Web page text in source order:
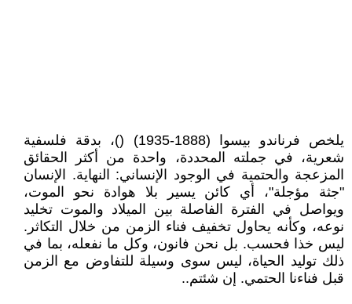
يلخص فرناندو بيسوا (1888-1935) ()، بدقة فلسفية
شعرية، في جملته المحددة، واحدة من أكثر الحقائق
المزعجة والحتمية في الوجود الإنساني: النهاية. الإنسان
"جثة مؤجلة"، أي كائن يسير بلا هوادة نحو الموت،
ويواصل في الفترة الفاصلة بين الميلاد والموت تخليد
نوعه، وكأنه يحاول تخفيف فناء الزمن من خلال التكاثر.
ليس خذا فحسب. بل نحن فانون، وكل ما نفعله، بما في
ذلك توليد الحياة، ليس سوى وسيلة للتفاوض مع الزمن
قبل فناءنا الحتمي. إن شئتم..